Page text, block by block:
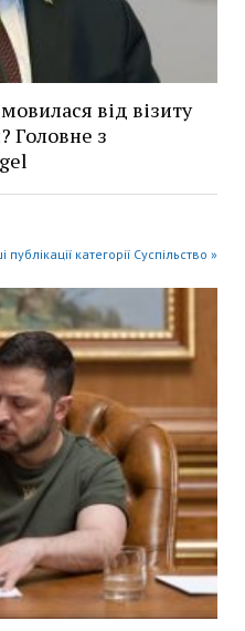
від візиту
Головне з
публікації категорії Суспільство »